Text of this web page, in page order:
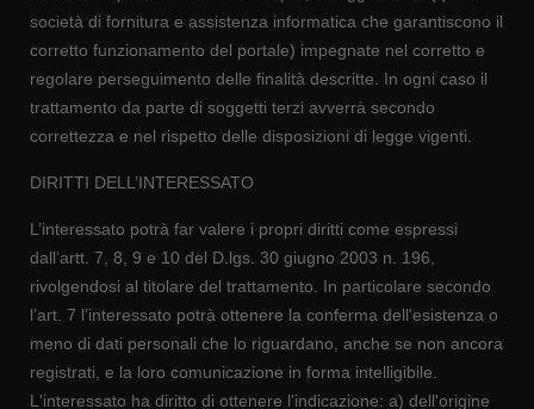
società di fornitura e assistenza informatica che garantiscono il
corretto funzionamento del portale) impegnate nel corretto e
regolare perseguimento delle finalità descritte. In ogni caso il
trattamento da parte di soggetti terzi avverrà secondo
correttezza e nel rispetto delle disposizioni di legge vigenti.
DIRITTI DELL’INTERESSATO
L’interessato potrà far valere i propri diritti come espressi
dall’artt. 7, 8, 9 e 10 del D.lgs. 30 giugno 2003 n. 196,
rivolgendosi al titolare del trattamento. In particolare secondo
l’art. 7 l’interessato potrà ottenere la conferma dell'esistenza o
meno di dati personali che lo riguardano, anche se non ancora
registrati, e la loro comunicazione in forma intelligibile.
L'interessato ha diritto di ottenere l'indicazione: a) dell'origine